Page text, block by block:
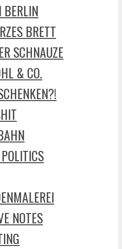
BERLIN
BRETT
SCHNAUZE
& CO.
NOTES